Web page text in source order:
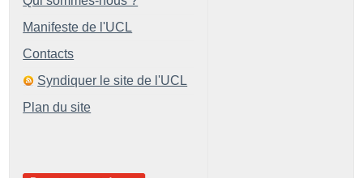
Manifeste de l'UCL
Contacts
Syndiquer le site de l'UCL
Plan du site